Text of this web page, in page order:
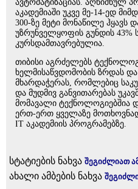
ავტომატიზაციას. აღნიშნულ
აკადემიაში უკვე მე-14-ედ
300-ზე მეტი მონაწილე ჰყავს
უზრუნველყოფის გუნდის 43%
კურსდამთავრებულია.
თიბისი აგრძელებს
ხელმისაწვდომობის ზრდას და
მხარდაჭერას, რომლებიც
და მუდმივ განვითარებას
მომავალი ტექნოლოგიებშია
ერთ-ერთ ყველაზე
IT აკადემიის პროგრამებზე.
სტატიების ნახვა შეგიძლიათ
ახალი ამბების ნახვა